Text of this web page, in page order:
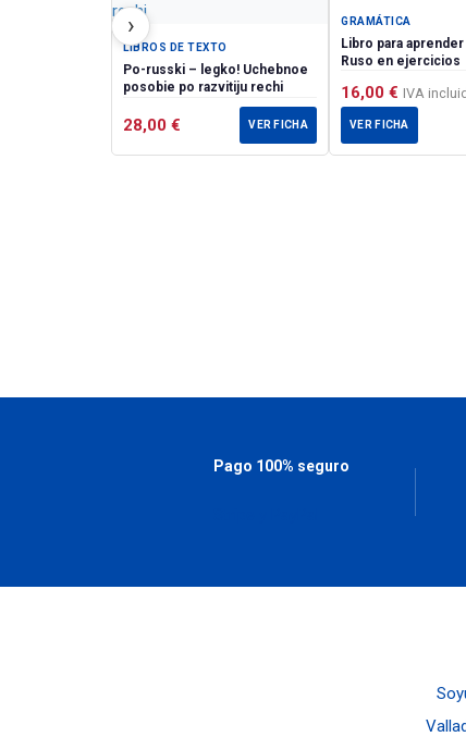
LIBROS DE TEXTO
Po-russki – legko! Uchebnoe
posobie po razvitiju rechi
28,00 € VER FICHA
GRAMÁTICA
Libro para aprender
Ruso en ejercicios
16,00 € IVA
VER FICHA
›
Pago 100% seguro